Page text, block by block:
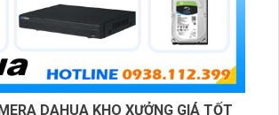
DAHUA KHO XƯỞNG GIÁ TỐT